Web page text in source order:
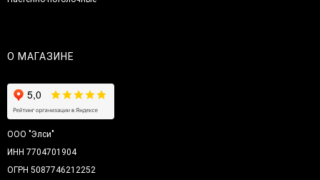
О МАГАЗИНЕ
ООО "Элси"
ИНН 7704701904
ОГРН 5087746212252